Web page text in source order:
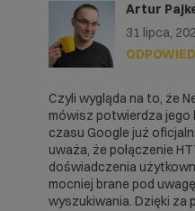
Artur
31 lipca,
Czyli wygląda na to, że
mówisz potwierdza jego
czasu Google już
uważa, że połączenie
doświadczenia
mocniej brane pod
wyszukiwania. Dzięki za